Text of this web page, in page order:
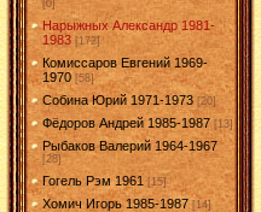
[0]
Нарыжных Александр 1981-
1983 [172]
Комиссаров Евгений 1969-
1970 [58]
Собина Юрий 1971-1973 [20]
Фёдоров Андрей 1985-1987 [13]
Рыбаков Валерий 1964-1967
[28]
Гогель Рэм 1961 [15]
Хомич Игорь 1985-1987 [14]